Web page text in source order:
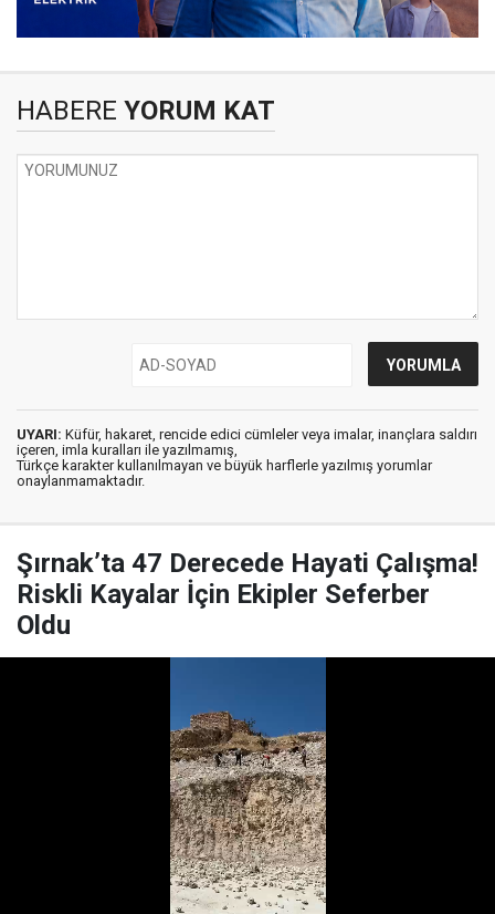
HABERE YORUM KAT
UYARI: Küfür, hakaret, rencide edici cümleler veya imalar, inançlara saldırı
içeren, imla kuralları ile yazılmamış,
Türkçe karakter kullanılmayan ve büyük harflerle yazılmış yorumlar
onaylanmamaktadır.
Şırnak’ta 47 Derecede Hayati Çalışma!
Riskli Kayalar İçin Ekipler Seferber
Oldu